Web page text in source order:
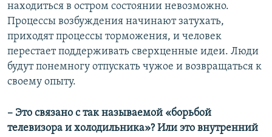
находиться в остром состоянии невозможно.
Процессы возбуждения начинают затухать,
приходят процессы торможения, и человек
перестает поддерживать сверхценные идеи. Люди
будут понемногу отпускать чужое и возвращаться к
своему опыту.
– Это связано с так называемой «борьбой
телевизора и холодильника»? Или это внутренний